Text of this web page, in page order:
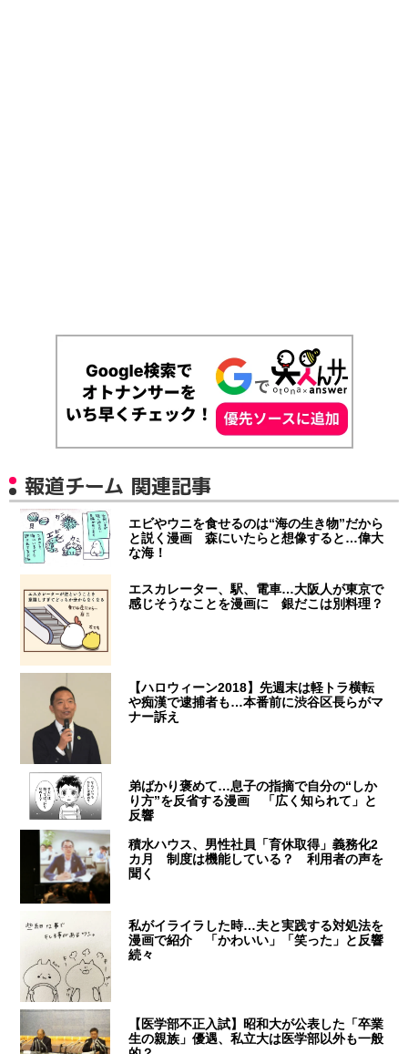
報道チーム 関連記事
エビやウニを食せるのは“海の生き物”だから
と説く漫画 森にいたらと想像すると…偉大
な海！
エスカレーター、駅、電車…大阪人が東京で
感じそうなことを漫画に 銀だこは別料理？
【ハロウィーン2018】先週末は軽トラ横転
や痴漢で逮捕者も…本番前に渋谷区長らがマ
ナー訴え
弟ばかり褒めて…息子の指摘で自分の“しか
り方”を反省する漫画 「広く知られて」と
反響
積水ハウス、男性社員「育休取得」義務化2
カ月 制度は機能している？ 利用者の声を
聞く
私がイライラした時…夫と実践する対処法を
漫画で紹介 「かわいい」「笑った」と反響
続々
【医学部不正入試】昭和大が公表した「卒業
生の親族」優遇、私立大は医学部以外も一般